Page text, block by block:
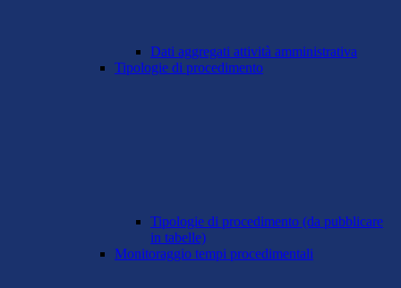
Dati aggregati attività amministrativa
Tipologie di procedimento
Tipologie di procedimento (da pubblicare
in tabelle)
Monitoraggio tempi procedimentali